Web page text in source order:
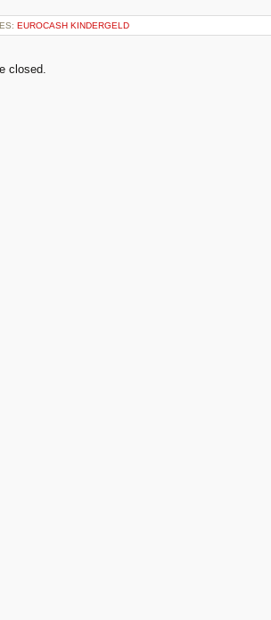
EUROCASH KINDERGELD
closed.